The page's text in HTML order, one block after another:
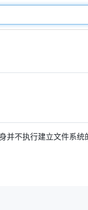
不执行建立文件系统